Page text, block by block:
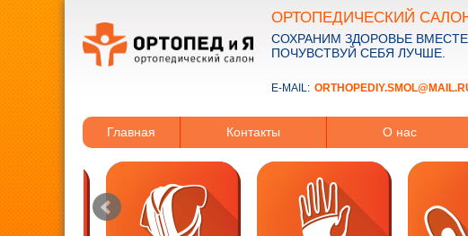
ОРТОПЕДИЧЕСКИЙ
СОХРАНИМ ЗДОРОВЬЕ ВМЕСТЕ.
ПОЧУВСТВУЙ СЕБЯ ЛУЧШЕ.
E-MAIL:
Главная Контакты О нас